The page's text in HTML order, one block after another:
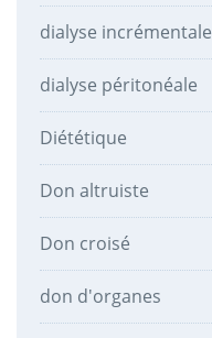
dialyse incrémentale
dialyse péritonéale
Diététique
Don altruiste
Don croisé
don d'organes